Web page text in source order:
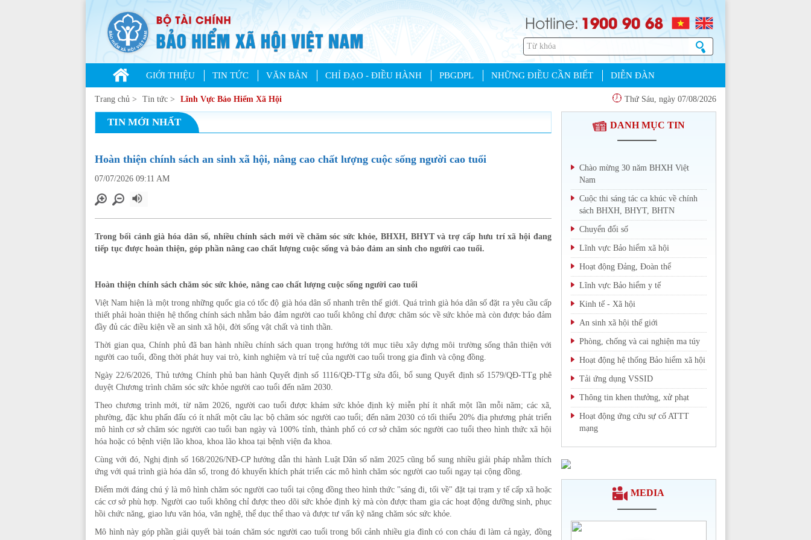
Hotline:1900 90 68
GIỚI THIỆU TIN TỨC VĂN BẢN CHỈ ĐẠO - ĐIỀU HÀNH PBGDPL NHỮNG ĐIỀU CẦN BIẾT DIỄN ĐÀN
Trang chủ > Tin tức > Lĩnh Vực Bảo Hiểm Xã Hội Thứ Sáu, ngày 07/08/2026
TIN MỚI NHẤT
Hoàn thiện chính sách an sinh xã hội, nâng cao chất lượng cuộc sống người cao tuổi
07/07/2026 09:11 AM
Trong bối cảnh già hóa dân số, nhiều chính sách mới về chăm sóc sức khỏe, BHXH, BHYT và trợ cấp hưu trí xã hội đang
tiếp tục được hoàn thiện, góp phần nâng cao chất lượng cuộc sống và bảo đảm an sinh cho người cao tuổi.
Hoàn thiện chính sách chăm sóc sức khỏe, nâng cao chất lượng cuộc sống người cao tuổi
Việt Nam hiện là một trong những quốc gia có tốc độ già hóa dân số nhanh trên thế giới. Quá trình già hóa dân số đặt ra yêu cầu cấp
thiết phải hoàn thiện hệ thống chính sách nhằm bảo đảm người cao tuổi không chỉ được chăm sóc về sức khỏe mà còn được bảo đảm
đầy đủ các điều kiện về an sinh xã hội, đời sống vật chất và tinh thần.
Thời gian qua, Chính phủ đã ban hành nhiều chính sách quan trọng hướng tới mục tiêu xây dựng môi trường sống thân thiện với
người cao tuổi, đồng thời phát huy vai trò, kinh nghiệm và trí tuệ của người cao tuổi trong gia đình và cộng đồng.
Ngày 22/6/2026, Thủ tướng Chính phủ ban hành Quyết định số 1116/QĐ-TTg sửa đổi, bổ sung Quyết định số 1579/QĐ-TTg phê
duyệt Chương trình chăm sóc sức khỏe người cao tuổi đến năm 2030.
Theo chương trình mới, từ năm 2026, người cao tuổi được khám sức khỏe định kỳ miễn phí ít nhất một lần mỗi năm; các xã,
phường, đặc khu phấn đấu có ít nhất một câu lạc bộ chăm sóc người cao tuổi; đến năm 2030 có tối thiểu 20% địa phương phát triển
mô hình cơ sở chăm sóc người cao tuổi ban ngày và 100% tỉnh, thành phố có cơ sở chăm sóc người cao tuổi theo hình thức xã hội
hóa hoặc có bệnh viện lão khoa, khoa lão khoa tại bệnh viện đa khoa.
Cùng với đó, Nghị định số 168/2026/NĐ-CP hướng dẫn thi hành Luật Dân số năm 2025 cũng bổ sung nhiều giải pháp nhằm thích
ứng với quá trình già hóa dân số, trong đó khuyến khích phát triển các mô hình chăm sóc người cao tuổi ngay tại cộng đồng.
Điểm mới đáng chú ý là mô hình chăm sóc người cao tuổi tại cộng đồng theo hình thức "sáng đi, tối về" đặt tại trạm y tế cấp xã hoặc
các cơ sở phù hợp. Người cao tuổi không chỉ được theo dõi sức khỏe định kỳ mà còn được tham gia các hoạt động dưỡng sinh, phục
hồi chức năng, giao lưu văn hóa, văn nghệ, thể dục thể thao và được tư vấn kỹ năng chăm sóc sức khỏe.
Mô hình này góp phần giải quyết bài toán chăm sóc người cao tuổi trong bối cảnh nhiều gia đình có con cháu đi làm cả ngày, đồng
DANH MỤC TIN
Chào mừng 30 năm BHXH Việt
Nam
Cuộc thi sáng tác ca khúc về chính
sách BHXH, BHYT, BHTN
Chuyển đổi số
Lĩnh vực Bảo hiểm xã hội
Hoạt động Đảng, Đoàn thể
Lĩnh vực Bảo hiểm y tế
Kinh tế - Xã hội
An sinh xã hội thế giới
Phòng, chống và cai nghiện ma túy
Hoạt động hệ thống Bảo hiểm xã hội
Tải ứng dụng VSSID
Thông tin khen thưởng, xử phạt
Hoạt động ứng cứu sự cố ATTT
mạng
MEDIA